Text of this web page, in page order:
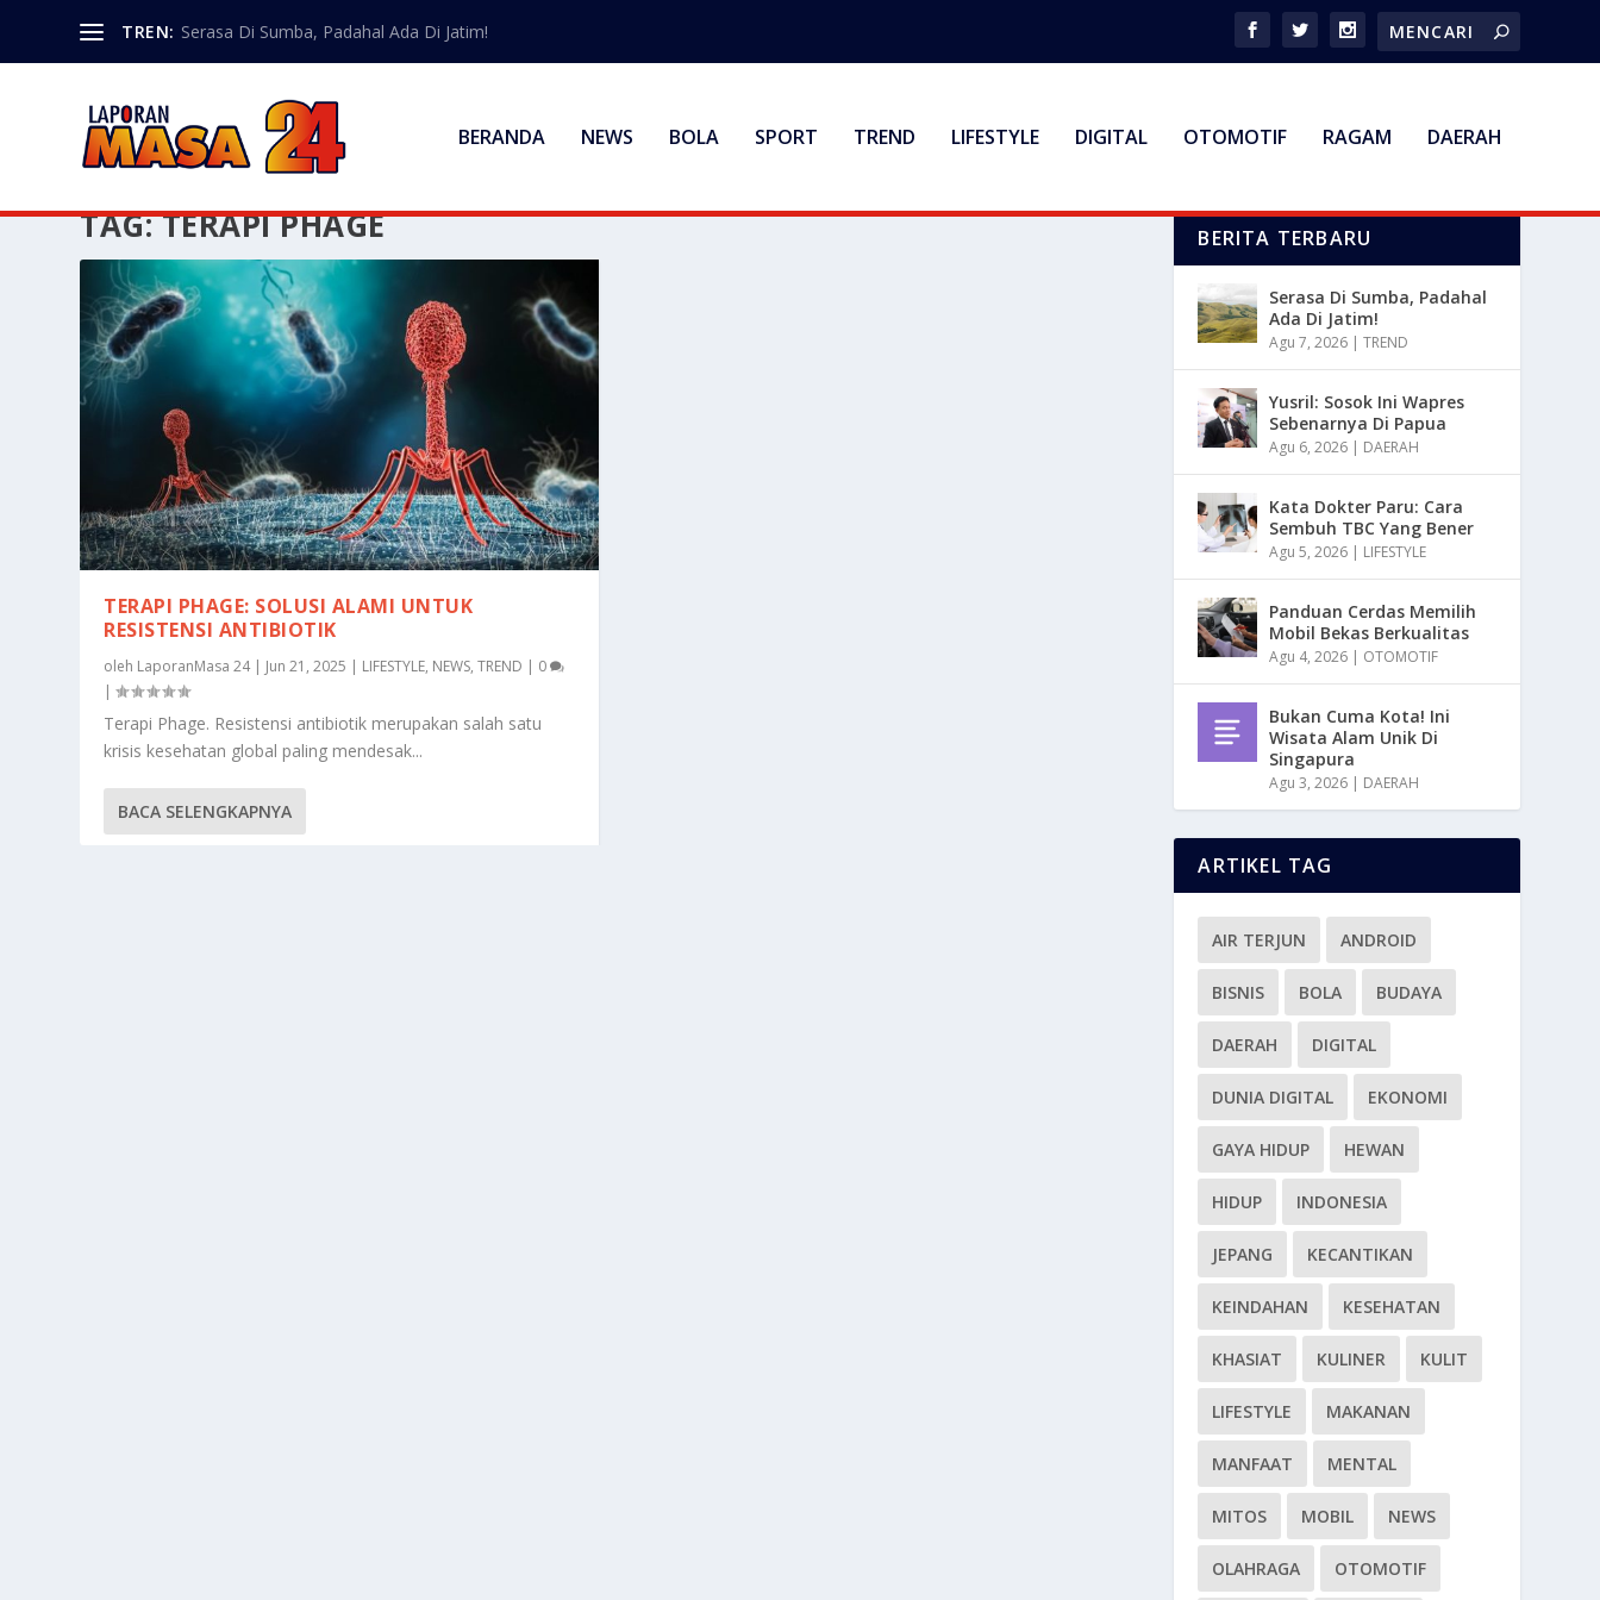
TREN: Serasa Di Sumba, Padahal Ada Di Jatim!
BERANDA NEWS BOLA SPORT TREND LIFESTYLE DIGITAL OTOMOTIF RAGAM DAERAH
TAG:TERAPI PHAGE
TERAPI PHAGE: SOLUSI ALAMI UNTUK
RESISTENSI ANTIBIOTIK
oleh LaporanMasa 24| Jun 21, 2025 LIFESTYLE, NEWS,TREND
0
|
Terapi Phage. Resistensi antibiotik merupakan salah satu
krisis kesehatan global paling mendesak...
BACA SELENGKAPNYA
BERITA TERBARU
Serasa Di Sumba, Padahal
Ada Di Jatim!
Agu 7, 2026 |TREND
Yusril: Sosok Ini Wapres
Sebenarnya Di Papua
Agu 6, 2026 | DAERAH
Kata Dokter Paru: Cara
Sembuh TBC Yang Bener
Agu 5, 2026 | LIFESTYLE
Panduan Cerdas Memilih
Mobil Bekas Berkualitas
Agu 4, 2026 | OTOMOTIF
Bukan Cuma Kota! Ini
Wisata Alam Unik Di
Singapura
Agu 3, 2026 | DAERAH
ARTIKEL TAG
AIR TERJUN ANDROID
BISNIS BOLA BUDAYA
DAERAH DIGITAL
DUNIA DIGITAL EKONOMI
GAYA HIDUP HEWAN
HIDUP INDONESIA
JEPANG KECANTIKAN
KEINDAHAN KESEHATAN
KHASIAT KULINER KULIT
LIFESTYLE MAKANAN
MANFAAT MENTAL
MITOS MOBIL NEWS
OLAHRAGA OTOMOTIF